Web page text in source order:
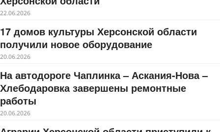
22.06.2026
17 домов культуры Херсонской области
получили новое оборудование
20.06.2026
На автодороге Чаплинка – Аскания-Нова –
Хлебодаровка завершены ремонтные
работы
20.06.2026